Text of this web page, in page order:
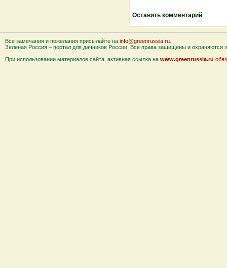
Оставить комментарий
Все замечания и пожелания присылайте на info@greenrussia.ru
Зеленая Россия – портал для дачников России. Все права защищены и охраняются
При использовании материалов сайта, активная ссылка на www.greenrussia.ru